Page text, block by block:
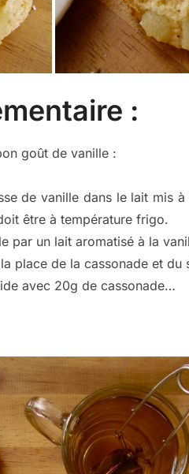
:
goût de vanille :
de vanille dans le lait mis
être à température frigo.
par un lait aromatisé à la
place de la cassonade et du
avec 20g de cassonade…